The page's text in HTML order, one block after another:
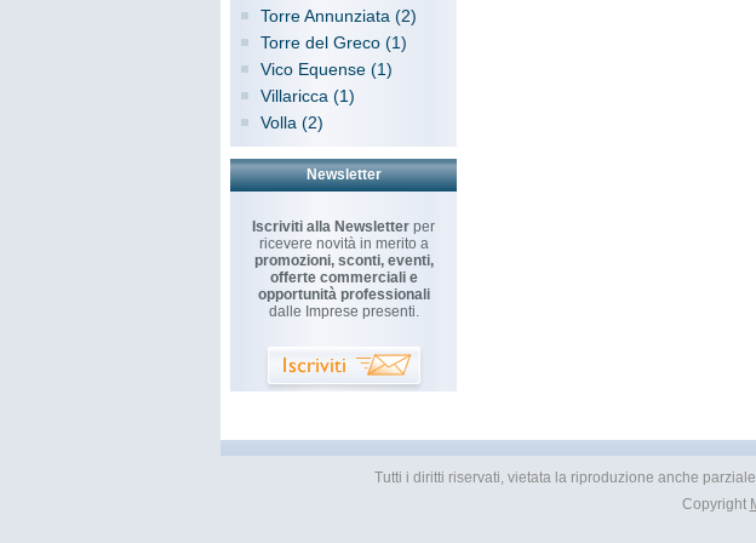
Torre Annunziata (2)
Torre del Greco (1)
Vico Equense (1)
Villaricca (1)
Volla (2)
Newsletter
Iscriviti alla Newsletter per
ricevere novità in merito a
promozioni, sconti, eventi,
offerte commerciali e
opportunità professionali
dalle Imprese presenti.
Tutti i diritti riservati, vietata la riproduzione anche
Copyright